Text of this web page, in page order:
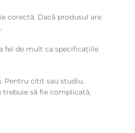
corectă. Dacă produsul are
fel de mult ca specificațiile
Pentru citit sau studiu,
să fie complicată,